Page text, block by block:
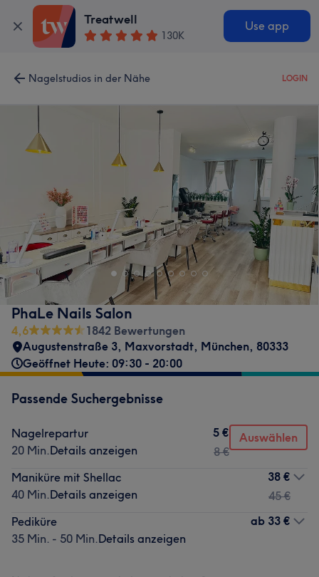
Treatwell
130K
Use app
Nagelstudios in der Nähe LOGIN
PhaLe Nails Salon
4,6
1842 Bewertungen
Augustenstraße 3, Maxvorstadt, München, 80333
Geöffnet Heute: 09:30 - 20:00
Passende Suchergebnisse
Nagelrepartur
20 Min.Details anzeigen
5 €
8 €
Auswählen
Maniküre mit Shellac
40 Min.Details anzeigen
38 €
45 €
Pediküre
35 Min. - 50 Min.Details anzeigen
ab 33 €